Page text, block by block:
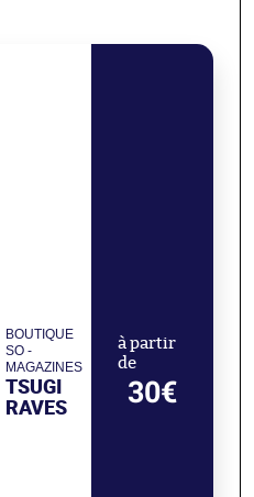
BOUTIQUE
SO -
MAGAZINES
TSUGI
RAVES
à partir
de
30€